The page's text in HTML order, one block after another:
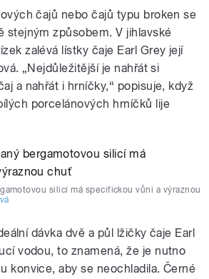
čajů nebo čajů typu broken se
stejným způsobem. V jihlavské
zalévá lístky čaje Earl Grey její
„Nejdůležitější je nahřát si
a nahřát i hrníčky,“ popisuje, když
porcelánových hrníčků lije
silicí má specifickou vůni a výraznou
dávka dvě a půl lžičky čaje Earl
vodou, to znamená, že je nutno
konvice, aby se neochladila. Černé